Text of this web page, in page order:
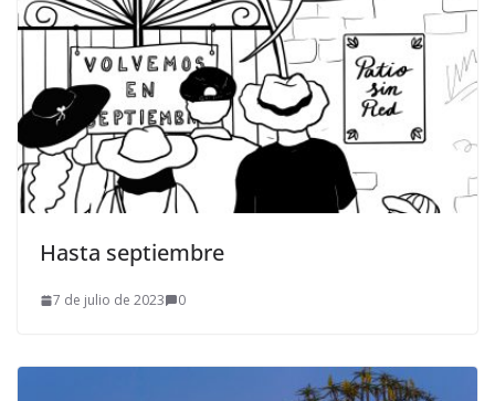
Hasta septiembre
7 de julio de 2023 0